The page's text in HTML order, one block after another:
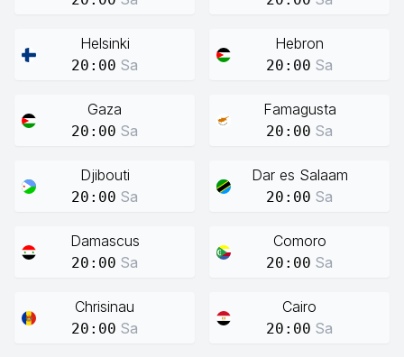
Helsinki
20:00 Sa
Hebron
20:00 Sa
Gaza
20:00 Sa
Famagusta
20:00 Sa
Djibouti
20:00 Sa
Dar es Salaam
20:00 Sa
Damascus
20:00 Sa
Comoro
20:00 Sa
Chrisinau
20:00 Sa
Cairo
20:00 Sa